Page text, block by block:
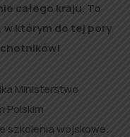
całego kraju. To
którym do tej pory
Ministerstwo
Polskim
szkolenia wojskowe.